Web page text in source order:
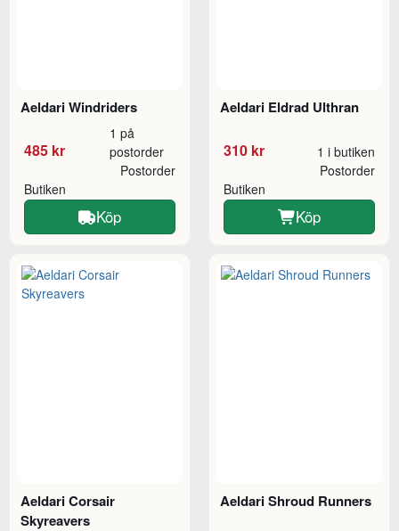
Aeldari Windriders
485 kr
1 på
postorder
Butiken
Postorder
Köp
Aeldari Eldrad Ulthran
310 kr 1 i butiken
Butiken
Postorder
Köp
Aeldari Corsair
Skyreavers
Aeldari Shroud Runners